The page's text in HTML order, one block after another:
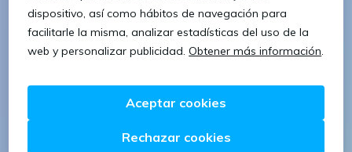
8 caracteres 1 letra minúscula
1 letra mayúscula 1 número